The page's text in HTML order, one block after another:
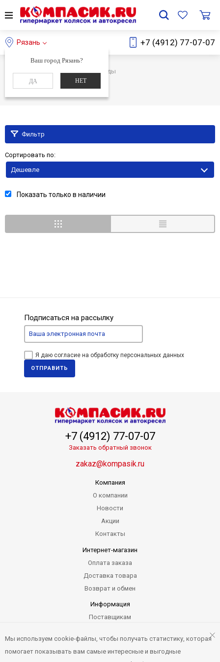
Рязань
Ваш город Рязань?
ДА НЕТ
+7 (4912) 77-07-07
Главная Каталог Велосипеды
Велосипеды
Фильтр
Сортировать по:
Дешевле
Показать только в наличии
Подписаться на рассылку
Я даю согласие на обработку персональных данных
ОТПРАВИТЬ
+7 (4912) 77-07-07
Заказать обратный звонок
zakaz@kompasik.ru
Компания
О компании
Новости
Акции
Контакты
Интернет-магазин
Оплата заказа
Доставка товара
Возврат и обмен
Информация
Поставщикам
Мы используем cookie-файлы, чтобы получать статистику, которая
помогает показывать вам самые интересные и выгодные